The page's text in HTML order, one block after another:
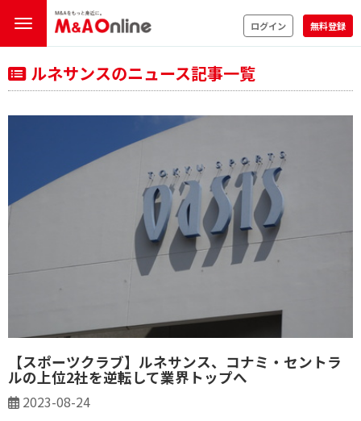
ログイン 無料登録
ルネサンスのニュース記事一覧
【スポーツクラブ】ルネサンス、コナミ・セントラ
ルの上位2社を逆転して業界トップへ
2023-08-24